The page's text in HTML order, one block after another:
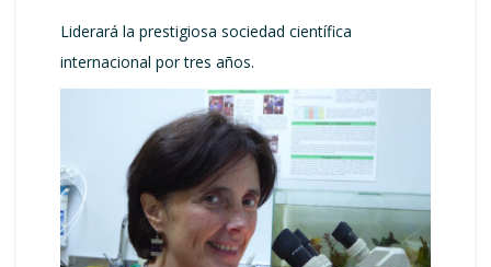
Liderará la prestigiosa sociedad científica
internacional por tres años.